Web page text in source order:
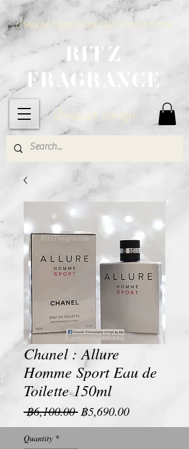
RITZ
FRAGRANCE
น้ำหอมแท้ ราคาถูก
น้ำหอมเคาน์เตอร์แบรนด์แท้ ราคามิตรภาพ
Chanel : Allure
Homme Sport Eau de
Toilette 150ml
฿6,100.00 Regular
Price
฿5,690.00Sale
Price
Quantity *